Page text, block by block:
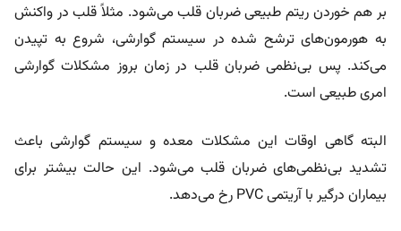
بر هم خوردن ریتم طبیعی ضربان قلب می‌شود. مثلاً قلب در واکنش
به هورمون‌های ترشح شده در سیستم گوارشی، شروع به تپیدن
می‌کند. پس بی‌نظمی ضربان قلب در زمان بروز مشکلات گوارشی
امری طبیعی است.
البته گاهی اوقات این مشکلات معده و سیستم گوارشی باعث
تشدید بی‌نظمی‌های ضربان قلب می‌شود. این حالت بیشتر برای
بیماران درگیر با آریتمی PVC رخ می‌دهد.